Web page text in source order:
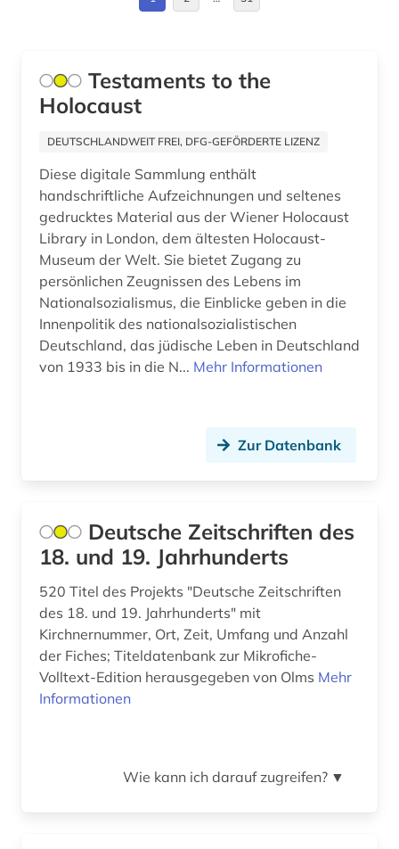
auswanderung (1)
autonome gruppe (1)
autor (1)
außenwirtschaftsrecht (2)
avantgarde (1)
bachelorarbeit (1)
baden-württemberg (5)
bankenstatistik (1)
bankrecht (2)
bauausführung (1)
bauleistung (1)
baumart (1)
baumaßnahme (1)
bauordnungsrecht (3)
baustoff (1)
bautechnik (2)
Kroatien (1)
Liechtenstein (1)
Mecklenburg-Vorpommern (2)
Niederlande (2)
Niedersachsen (3)
Nordrhein-Westfalen (5)
Oesterreich (29)
Ostasien (1)
Rheinland-Pfalz (3)
Russland, Sowjetunion (4)
Saarland (1)
Sachsen (3)
Testaments to the
Holocaust
DEUTSCHLANDWEIT FREI, DFG-GEFÖRDERTE LIZENZ
Diese digitale Sammlung enthält
handschriftliche Aufzeichnungen und seltenes
gedrucktes Material aus der Wiener Holocaust
Library in London, dem ältesten Holocaust-
Museum der Welt. Sie bietet Zugang zu
persönlichen Zeugnissen des Lebens im
Nationalsozialismus, die Einblicke geben in die
Innenpolitik des nationalsozialistischen
Deutschland, das jüdische Leben in Deutschland
von 1933 bis in die N... Mehr Informationen
Zur Datenbank
Deutsche Zeitschriften des
18. und 19. Jahrhunderts
520 Titel des Projekts "Deutsche Zeitschriften
des 18. und 19. Jahrhunderts" mit
Kirchnernummer, Ort, Zeit, Umfang und Anzahl
der Fiches; Titeldatenbank zur Mikrofiche-
Volltext-Edition herausgegeben von Olms Mehr
Informationen
Wie kann ich darauf zugreifen? ▼